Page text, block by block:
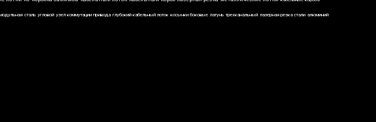
сталь угловой узел коммутации привода глубокий кабельный лоток косынки боковые латунь трехканальный лазерная резка стали алюминий